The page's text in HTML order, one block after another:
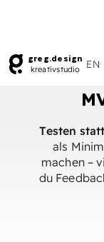
greg.design
kreativstudio
EN
Testen
als
machen –
du